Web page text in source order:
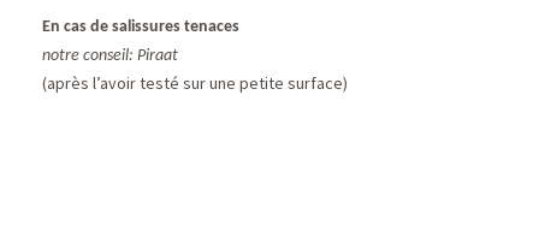
En cas de salissures tenaces
notre conseil: Piraat
(après l’avoir testé sur une petite surface)